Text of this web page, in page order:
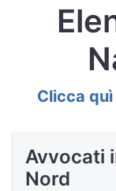
Clicca
Avvocati
Nord